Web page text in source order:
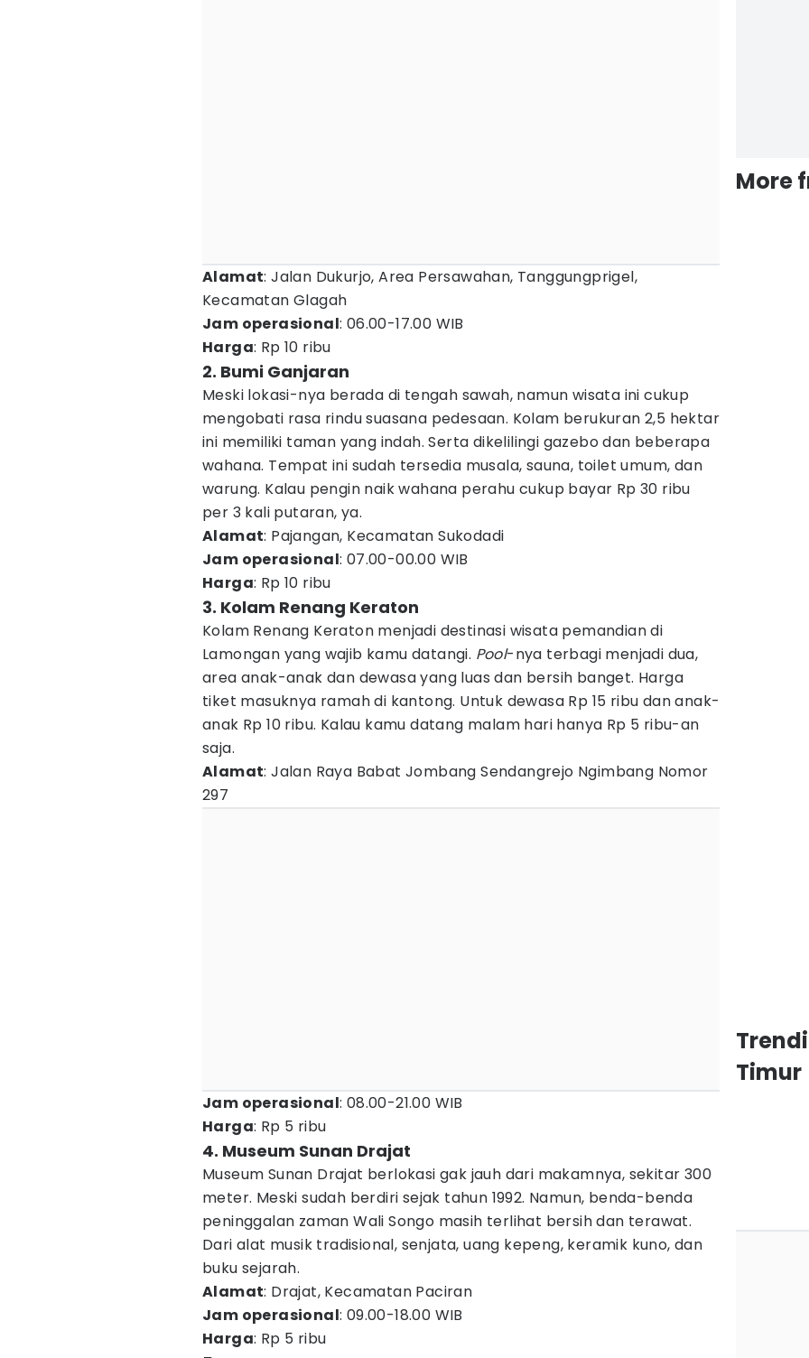
Alamat: Jalan Dukurjo, Area Persawahan, Tanggungprigel,
Kecamatan Glagah
Jam operasional: 06.00-17.00 WIB
Harga: Rp 10 ribu
2. Bumi Ganjaran
Meski lokasi-nya berada di tengah sawah, namun wisata ini cukup
mengobati rasa rindu suasana pedesaan. Kolam berukuran 2,5 hektar
ini memiliki taman yang indah. Serta dikelilingi gazebo dan beberapa
wahana. Tempat ini sudah tersedia musala, sauna, toilet umum, dan
warung. Kalau pengin naik wahana perahu cukup bayar Rp 30 ribu
per 3 kali putaran, ya.
Alamat: Pajangan, Kecamatan Sukodadi
Jam operasional: 07.00-00.00 WIB
Harga: Rp 10 ribu
3. Kolam Renang Keraton
Kolam Renang Keraton menjadi destinasi wisata pemandian di
Lamongan yang wajib kamu datangi. Pool-nya terbagi menjadi dua,
area anak-anak dan dewasa yang luas dan bersih banget. Harga
tiket masuknya ramah di kantong. Untuk dewasa Rp 15 ribu dan anak-
anak Rp 10 ribu. Kalau kamu datang malam hari hanya Rp 5 ribu-an
saja.
Alamat: Jalan Raya Babat Jombang Sendangrejo Ngimbang Nomor
297
Jam operasional: 08.00-21.00 WIB
Harga: Rp 5 ribu
4. Museum Sunan Drajat
Museum Sunan Drajat berlokasi gak jauh dari makamnya, sekitar 300
meter. Meski sudah berdiri sejak tahun 1992. Namun, benda-benda
peninggalan zaman Wali Songo masih terlihat bersih dan terawat.
Dari alat musik tradisional, senjata, uang kepeng, keramik kuno, dan
buku sejarah.
Alamat: Drajat, Kecamatan Paciran
Jam operasional: 09.00-18.00 WIB
Harga: Rp 5 ribu
More
Timur